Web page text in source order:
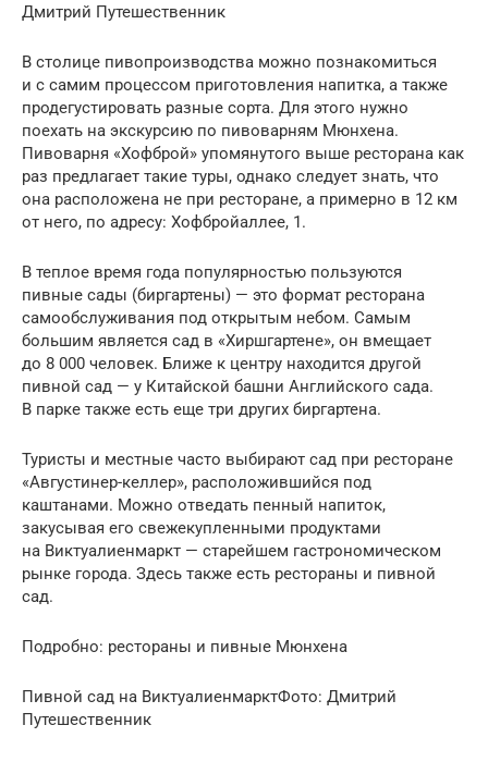
Дмитрий Путешественник
В столице пивопроизводства можно познакомиться
и с самим процессом приготовления напитка, а также
продегустировать разные сорта. Для этого нужно
поехать на экскурсию по пивоварням Мюнхена.
Пивоварня «Хофброй» упомянутого выше ресторана как
раз предлагает такие туры, однако следует знать, что
она расположена не при ресторане, а примерно в 12 км
от него, по адресу: Хофбройаллее, 1.
В теплое время года популярностью пользуются
пивные сады (биргартены) — это формат ресторана
самообслуживания под открытым небом. Самым
большим является сад в «Хиршгартене», он вмещает
до 8 000 человек. Ближе к центру находится другой
пивной сад — у Китайской башни Английского сада.
В парке также есть еще три других биргартена.
Туристы и местные часто выбирают сад при ресторане
«Августинер-келлер», расположившийся под
каштанами. Можно отведать пенный напиток,
закусывая его свежекупленными продуктами
на Виктуалиенмаркт — старейшем гастрономическом
рынке города. Здесь также есть рестораны и пивной
сад.
Подробно: рестораны и пивные Мюнхена
Пивной сад на ВиктуалиенмарктФото: Дмитрий
Путешественник